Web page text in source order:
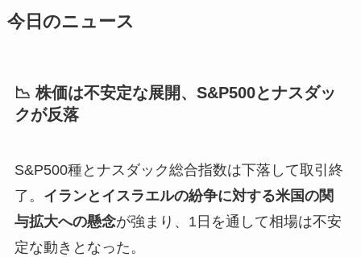
今日のニュース
📉 株価は不安定な展開、S&P500とナスダッ
クが反落
S&P500種とナスダック総合指数は下落して取引終
了。 イランとイスラエルの紛争に対する米国の関
与拡大への懸念が強まり、1日を通して相場は不安
定な動きとなった。